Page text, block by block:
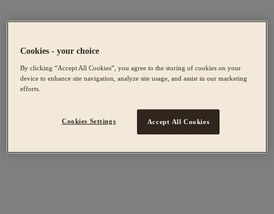
Cookies - your choice
By clicking “Accept All Cookies”, you agree to the storing of cookies on your
device to enhance site navigation, analyze site usage, and assist in our marketing
efforts.
Cookies Settings Accept All Cookies